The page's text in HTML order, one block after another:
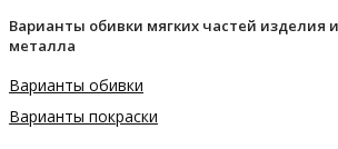
Варианты обивки мягких частей изделия
металла
Варианты обивки
Варианты покраски